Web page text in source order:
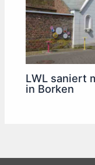
LWL saniert
in Borken